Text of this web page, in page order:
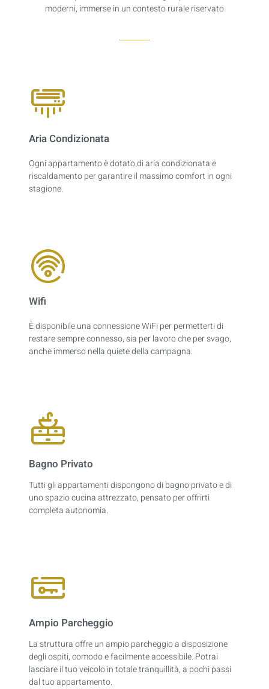
moderni, immerse in un contesto rurale riservato
Aria Condizionata
Ogni appartamento è dotato di aria condizionata e
riscaldamento per garantire il massimo comfort in ogni
stagione.
Wifi
È disponibile una connessione WiFi per permetterti di
restare sempre connesso, sia per lavoro che per svago,
anche immerso nella quiete della campagna.
Bagno Privato
Tutti gli appartamenti dispongono di bagno privato e di
uno spazio cucina attrezzato, pensato per offrirti
completa autonomia.
Ampio Parcheggio
La struttura offre un ampio parcheggio a disposizione
degli ospiti, comodo e facilmente accessibile. Potrai
lasciare il tuo veicolo in totale tranquillità, a pochi passi
dal tuo appartamento.